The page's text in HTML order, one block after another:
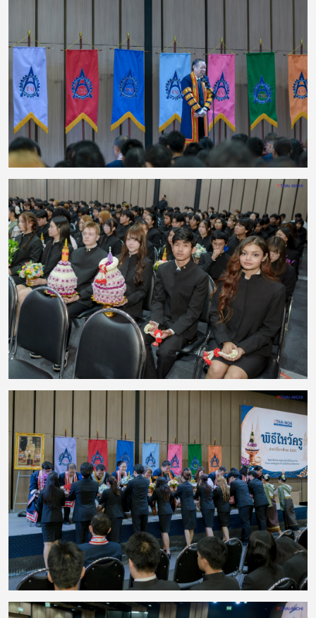
ความรับผิดชอบ และความมุ่งมั่นในการศึกษา ซึ่งสะท้อนให้เห็นว่าความสำเร็จเกิด
จากการเรียนรู้อย่างต่อเนื่อง ควบคู่กับความพยายามและความมีวินัย กิจกรรมครั้ง
นี้ช่วยสืบสานประเพณีอันดีงาม พร้อมเสริมสร้างความสัมพันธ์ที่ดีระหว่างคณาจารย์
และนักศึกษา ตลอดจนสร้างแรงบันดาลใจให้นักศึกษามุ่งมั่นพัฒนาตนเองต่อไป